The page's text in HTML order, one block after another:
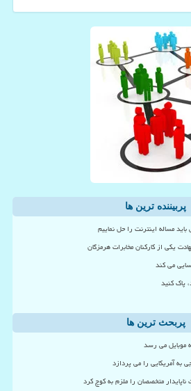
پربیننده ترین ها
مساله اینترنت را حل نماییم
یکی از کارکنان مخابرات هرمزگان
می کند
پاک کنید
پربحث ترین ها
موبایل می رسد
به آمریکایی را می پردازد
متخصصان را ملزم به کوچ کرد